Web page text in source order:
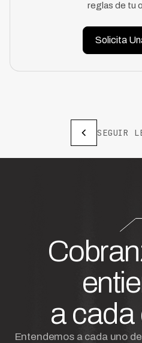
reglas de tu
Solicita
SEGUIR
a cada
Entendemos a cada uno